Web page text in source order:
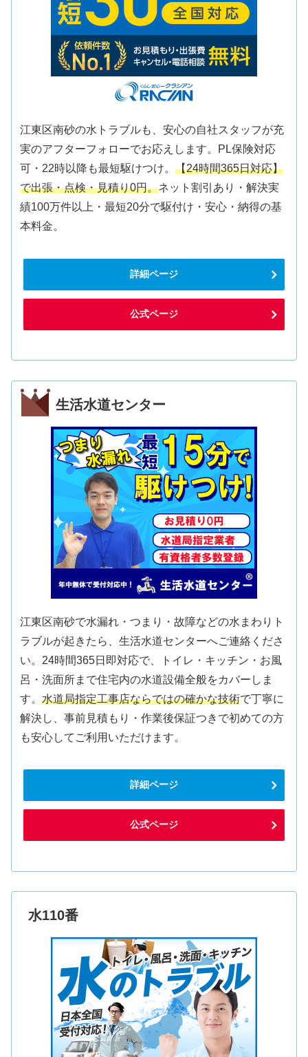
江東区南砂の水トラブルも、安心の自社スタッフが充
実のアフターフォローでお応えします。PL保険対応
可・22時以降も最短駆けつけ。【24時間365日対応】
で出張・点検・見積り0円。ネット割引あり・解決実
績100万件以上・最短20分で駆付け・安心・納得の基
本料金。
詳細ページ
公式ページ
生活水道センター
江東区南砂で水漏れ・つまり・故障などの水まわりト
ラブルが起きたら、生活水道センターへご連絡くださ
い。24時間365日即対応で、トイレ・キッチン・お風
呂・洗面所まで住宅内の水道設備全般をカバーしま
す。水道局指定工事店ならではの確かな技術で丁寧に
解決し、事前見積もり・作業後保証つきで初めての方
も安心してご利用いただけます。
詳細ページ
公式ページ
水110番